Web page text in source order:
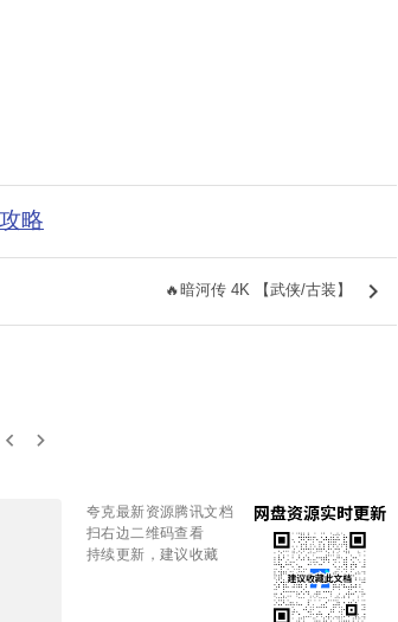
略
🔥暗河传 4K 【武侠/古装】 keyboard_arrow_right
keyboard_arrow_left keyboard_arrow_right
夸克最新资源腾讯文档
扫右边二维码查看
持续更新，建议收藏